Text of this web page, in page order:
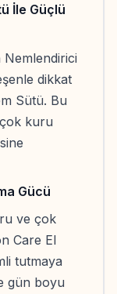
İle Güçlü
dikkat
Sütü. Bu
kuru
Gücü
ve çok
Care El
tutmaya
gün boyu